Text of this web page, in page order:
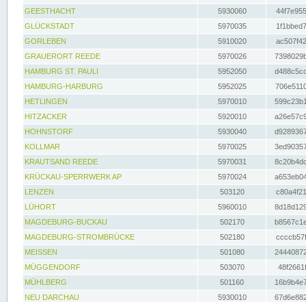
GEESTHACHT
5930060
GLÜCKSTADT
5970035
GORLEBEN
5910020
GRAUERORT REEDE
5970026
HAMBURG ST. PAULI
5952050
HAMBURG-HARBURG
5952025
HETLINGEN
5970010
HITZACKER
5920010
HOHNSTORF
5930040
KOLLMAR
5970025
KRAUTSAND REEDE
5970031
KRÜCKAU-SPERRWERK AP
5970024
LENZEN
503120
LÜHORT
5960010
MAGDEBURG-BUCKAU
502170
MAGDEBURG-STROMBRÜCKE
502180
MEISSEN
501080
MÜGGENDORF
503070
MÜHLBERG
501160
NEU DARCHAU
5930010